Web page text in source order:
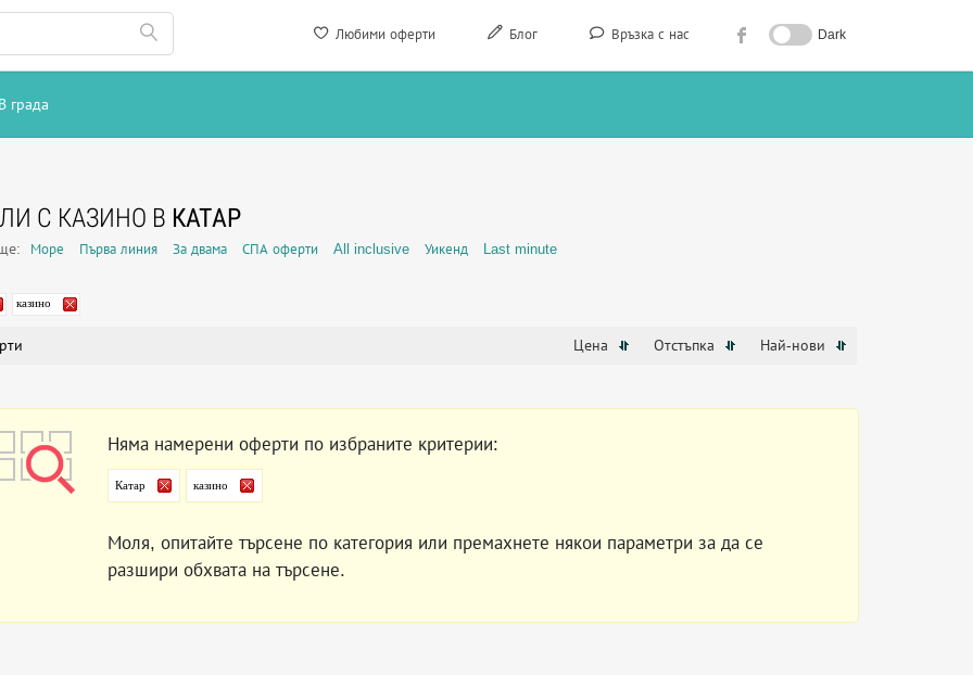
Любими оферти Блог Връзка с нас Dark
В града
С КАЗИНО В КАТАР
Море Първа линия За двама СПА оферти All inclusive Уикенд Last minute
казино
Цена Отстъпка Най-нови
Няма намерени оферти по избраните критерии:
Катар казино
Моля, опитайте търсене по категория или премахнете някои параметри за да се
разшири обхвата на търсене.